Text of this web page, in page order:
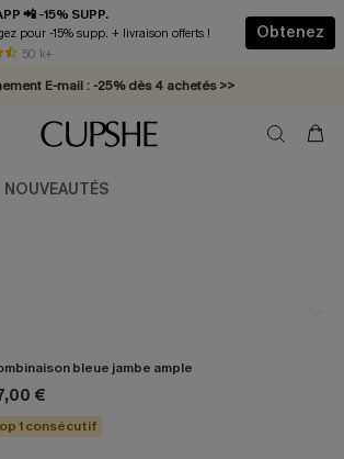
📲 -15% SUPP.
pour -15% supp. + livraison offerts !
50 k+
Obtenez
éclair 2-3 jours ouvrés >>
E-mail : -25% dès 4 achetés >>
NOUVEAUTÉS
bleue jambe ample
€
1 consécutif